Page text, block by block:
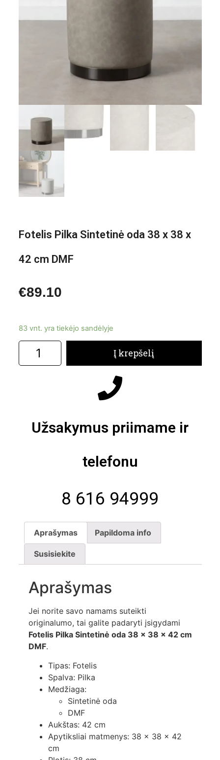
Fotelis Pilka Sintetinė oda 38 x 38 x
42 cm DMF
€89.10
83 vnt. yra tiekėjo sandėlyje
Į krepšelį
Užsakymus priimame ir
telefonu
8 616 94999
Aprašymas Papildoma info
Susisiekite
Aprašymas
Jei norite savo namams suteikti
originalumo, tai galite padaryti įsigydami
Fotelis Pilka Sintetinė oda 38 x 38 x 42 cm
DMF.
Tipas: Fotelis
Spalva: Pilka
Medžiaga:
Sintetinė oda
DMF
Aukštas: 42 cm
Apytiksliai matmenys: 38 x 38 x 42
cm